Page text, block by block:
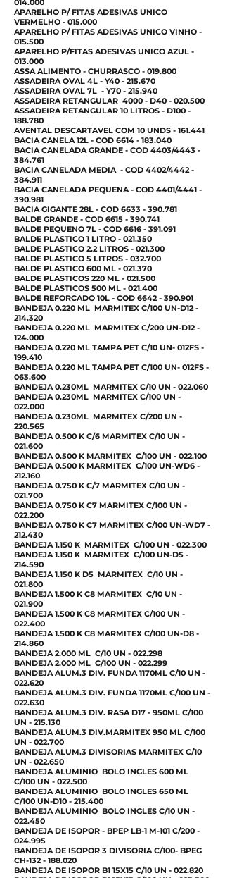
014.000
APARELHO P/ FITAS ADESIVAS UNICO
VERMELHO - 015.000
APARELHO P/ FITAS ADESIVAS UNICO VINHO -
015.500
APARELHO P/FITAS ADESIVAS UNICO AZUL -
013.000
ASSA ALIMENTO - CHURRASCO - 019.800
ASSADEIRA OVAL 4L - Y40 - 215.670
ASSADEIRA OVAL 7L - Y70 - 215.940
ASSADEIRA RETANGULAR 4000 - D40 - 020.500
ASSADEIRA RETANGULAR 10 LITROS - D100 -
188.780
AVENTAL DESCARTAVEL COM 10 UNDS - 161.441
BACIA CANELA 12L - COD 6614 - 183.040
BACIA CANELADA GRANDE - COD 4403/4443 -
384.761
BACIA CANELADA MEDIA - COD 4402/4442 -
384.911
BACIA CANELADA PEQUENA - COD 4401/4441 -
390.981
BACIA GIGANTE 28L - COD 6633 - 390.781
BALDE GRANDE - COD 6615 - 390.741
BALDE PEQUENO 7L - COD 6616 - 391.091
BALDE PLASTICO 1 LITRO - 021.350
BALDE PLASTICO 2.2 LITROS - 021.300
BALDE PLASTICO 5 LITROS - 032.700
BALDE PLASTICO 600 ML - 021.370
BALDE PLASTICOS 220 ML - 021.500
BALDE PLASTICOS 500 ML - 021.400
BALDE REFORCADO 10L - COD 6642 - 390.901
BANDEJA 0.220 ML MARMITEX C/100 UN-D12 -
214.320
BANDEJA 0.220 ML MARMITEX C/200 UN-D12 -
124.000
BANDEJA 0.220 ML TAMPA PET C/10 UN- 012FS -
199.410
BANDEJA 0.220 ML TAMPA PET C/100 UN- 012FS -
063.600
BANDEJA 0.230ML MARMITEX C/10 UN - 022.060
BANDEJA 0.230ML MARMITEX C/100 UN -
022.000
BANDEJA 0.230ML MARMITEX C/200 UN -
220.565
BANDEJA 0.500 K C/6 MARMITEX C/10 UN -
021.600
BANDEJA 0.500 K MARMITEX C/100 UN - 022.100
BANDEJA 0.500 K MARMITEX C/100 UN-WD6 -
212.160
BANDEJA 0.750 K C/7 MARMITEX C/10 UN -
021.700
BANDEJA 0.750 K C7 MARMITEX C/100 UN -
022.200
BANDEJA 0.750 K C7 MARMITEX C/100 UN-WD7 -
212.430
BANDEJA 1.150 K MARMITEX C/100 UN - 022.300
BANDEJA 1.150 K MARMITEX C/100 UN-D5 -
214.590
BANDEJA 1.150 K D5 MARMITEX C/10 UN -
021.800
BANDEJA 1.500 K C8 MARMITEX C/10 UN -
021.900
BANDEJA 1.500 K C8 MARMITEX C/100 UN -
022.400
BANDEJA 1.500 K C8 MARMITEX C/100 UN-D8 -
214.860
BANDEJA 2.000 ML C/10 UN - 022.298
BANDEJA 2.000 ML C/100 UN - 022.299
BANDEJA ALUM.3 DIV. FUNDA 1170ML C/10 UN -
022.620
BANDEJA ALUM.3 DIV. FUNDA 1170ML C/100 UN -
022.630
BANDEJA ALUM.3 DIV. RASA D17 - 950ML C/100
UN - 215.130
BANDEJA ALUM.3 DIV.MARMITEX 950 ML C/100
UN - 022.700
BANDEJA ALUM.3 DIVISORIAS MARMITEX C/10
UN - 022.650
BANDEJA ALUMINIO BOLO INGLES 600 ML
C/100 UN - 022.500
BANDEJA ALUMINIO BOLO INGLES 650 ML
C/100 UN-D10 - 215.400
BANDEJA ALUMINIO BOLO INGLES C/10 UN -
022.450
BANDEJA DE ISOPOR - BPEP LB-1 M-101 C/200 -
024.995
BANDEJA DE ISOPOR 3 DIVISORIA C/100- BPEG
CH-132 - 188.020
BANDEJA DE ISOPOR B1 15X15 C/10 UN - 022.820